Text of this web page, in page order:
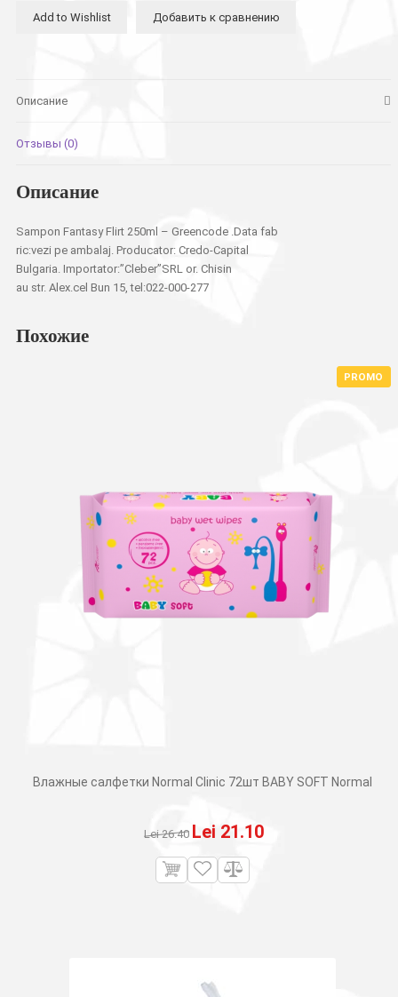
250Add to Wishlist Добавить к сравнению
Описание
Отзывы (0)
Описание
Sampon Fantasy Flirt 250ml – Greencode .Data fab
ric:vezi pe ambalaj. Producator: Credo-Capital
Bulgaria. Importator:”Cleber”SRL or. Chisin
au str. Alex.cel Bun 15, tel:022-000-277
Похожие
Влажные салфетки Normal Clinic 72шт BABY SOFT Normal
Lei26.40 Первоначальная
цена
составляла
Lei 21.10Текущая
PROMO